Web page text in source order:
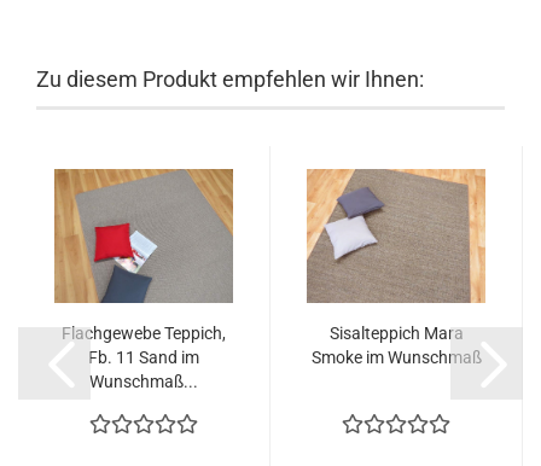
Zu diesem Produkt empfehlen wir Ihnen:
Flachgewebe Teppich,
Fb. 11 Sand im
Wunschmaß...
Sisalteppich Mara
Smoke im Wunschmaß